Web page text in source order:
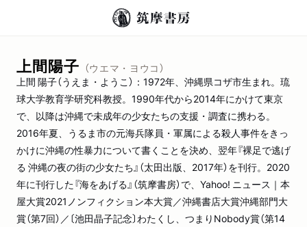
上間陽子 （ウエマ・ヨウコ）
上間 陽子（うえま・ようこ）：1972年、沖縄県コザ市生まれ。琉
球大学教育学研究科教授。1990年代から2014年にかけて東京
で、以降は沖縄で未成年の少女たちの支援・調査に携わる。
2016年夏、うるま市の元海兵隊員・軍属による殺人事件をきっ
かけに沖縄の性暴力について書くことを決め、翌年『裸足で逃げ
る 沖縄の夜の街の少女たち』（太田出版、2017年）を刊行。2020
年に刊行した『海をあげる』（筑摩書房）で、Yahoo! ニュース｜本
屋大賞2021ノンフィクション本大賞／沖縄書店大賞沖縄部門大
賞（第7回）／〔池田晶子記念〕わたくし、つまりNobody賞（第14